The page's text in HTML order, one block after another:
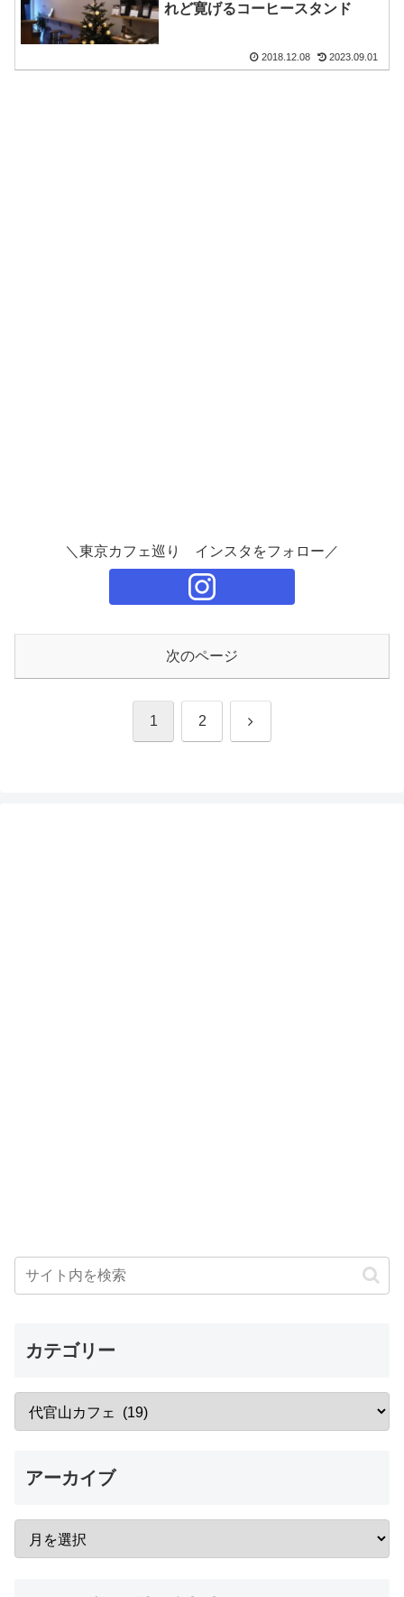
れど寛げるコーヒースタンド
2018.12.08 2023.09.01
＼東京カフェ巡り インスタをフォロー／
次のページ
1 2 次
カテゴリー
アーカイブ